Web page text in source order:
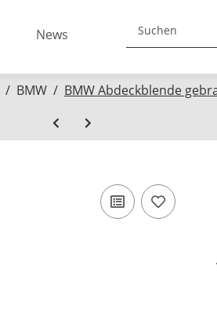
News
BMW BMW Abdeckblende